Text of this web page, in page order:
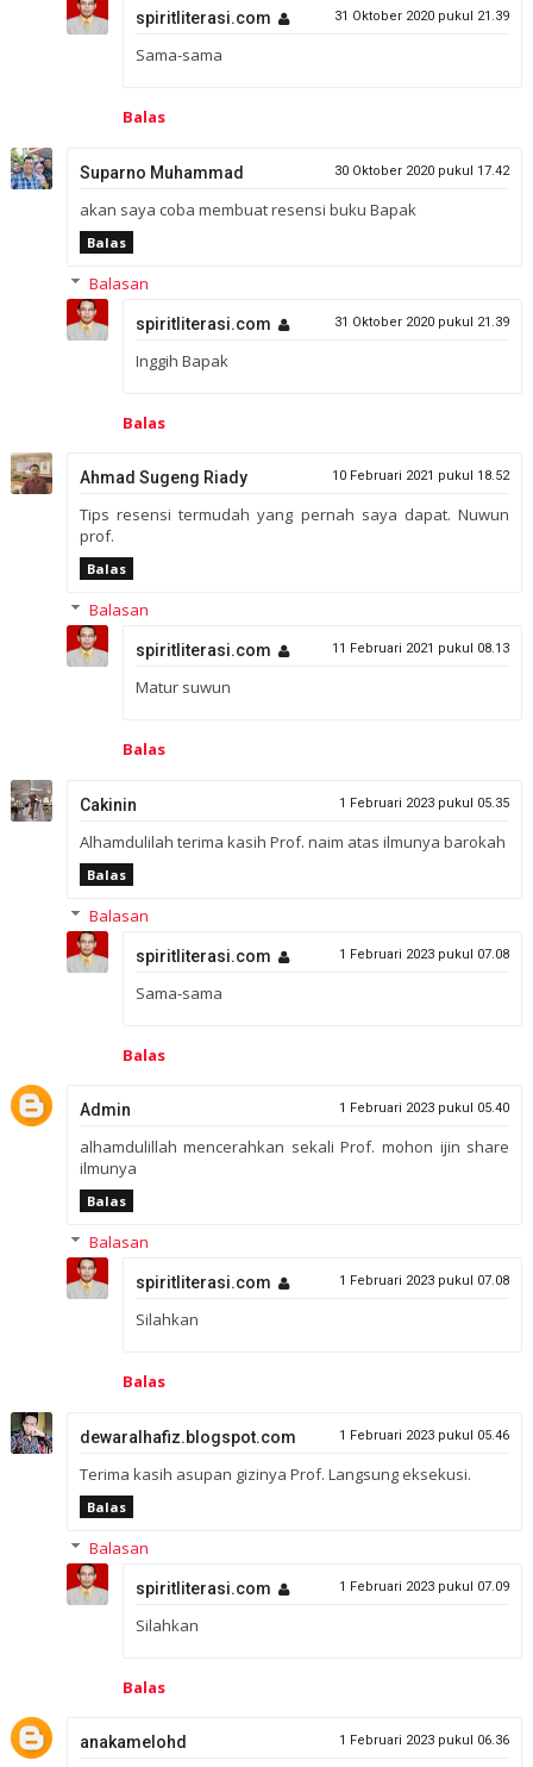
spiritliterasi.com 31 Oktober 2020 pukul 21.39
Sama-sama
Balas
Suparno Muhammad 30 Oktober 2020 pukul 17.42
akan saya coba membuat resensi buku Bapak
Balas
Balasan
spiritliterasi.com 31 Oktober 2020 pukul 21.39
Inggih Bapak
Balas
Ahmad Sugeng Riady 10 Februari 2021 pukul 18.52
Tips resensi termudah yang pernah saya dapat. Nuwun
prof.
Balas
Balasan
spiritliterasi.com 11 Februari 2021 pukul 08.13
Matur suwun
Balas
Cakinin 1 Februari 2023 pukul 05.35
Alhamdulilah terima kasih Prof. naim atas ilmunya barokah
Balas
Balasan
spiritliterasi.com 1 Februari 2023 pukul 07.08
Sama-sama
Balas
Admin 1 Februari 2023 pukul 05.40
alhamdulillah mencerahkan sekali Prof. mohon ijin share
ilmunya
Balas
Balasan
spiritliterasi.com 1 Februari 2023 pukul 07.08
Silahkan
Balas
dewaralhafiz.blogspot.com 1 Februari 2023 pukul 05.46
Terima kasih asupan gizinya Prof. Langsung eksekusi.
Balas
Balasan
spiritliterasi.com 1 Februari 2023 pukul 07.09
Silahkan
Balas
anakamelohd 1 Februari 2023 pukul 06.36